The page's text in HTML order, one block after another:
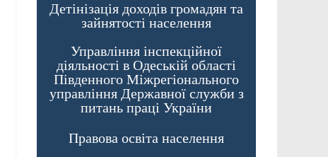
Детінізація доходів громадян та
зайнятості населення
Управління інспекційної
діяльності в Одеській області
Південного Міжрегіонального
управління Державної служби з
питань праці України
Правова освіта населення